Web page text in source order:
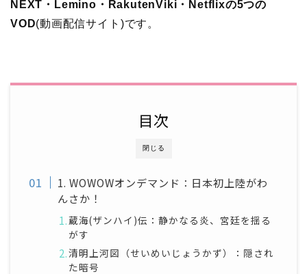
NEXT・Lemino・RakutenViki・Netflixの5つの
VOD(動画配信サイト)です。
閉じる
目次
1. WOWOWオンデマンド：日本初上陸がわ
んさか！
蔵海(ザンハイ)伝：静かなる炎、宮廷を揺る
がす
清明上河図（せいめいじょうかず）：隠され
た暗号